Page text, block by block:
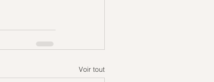
Voir tout